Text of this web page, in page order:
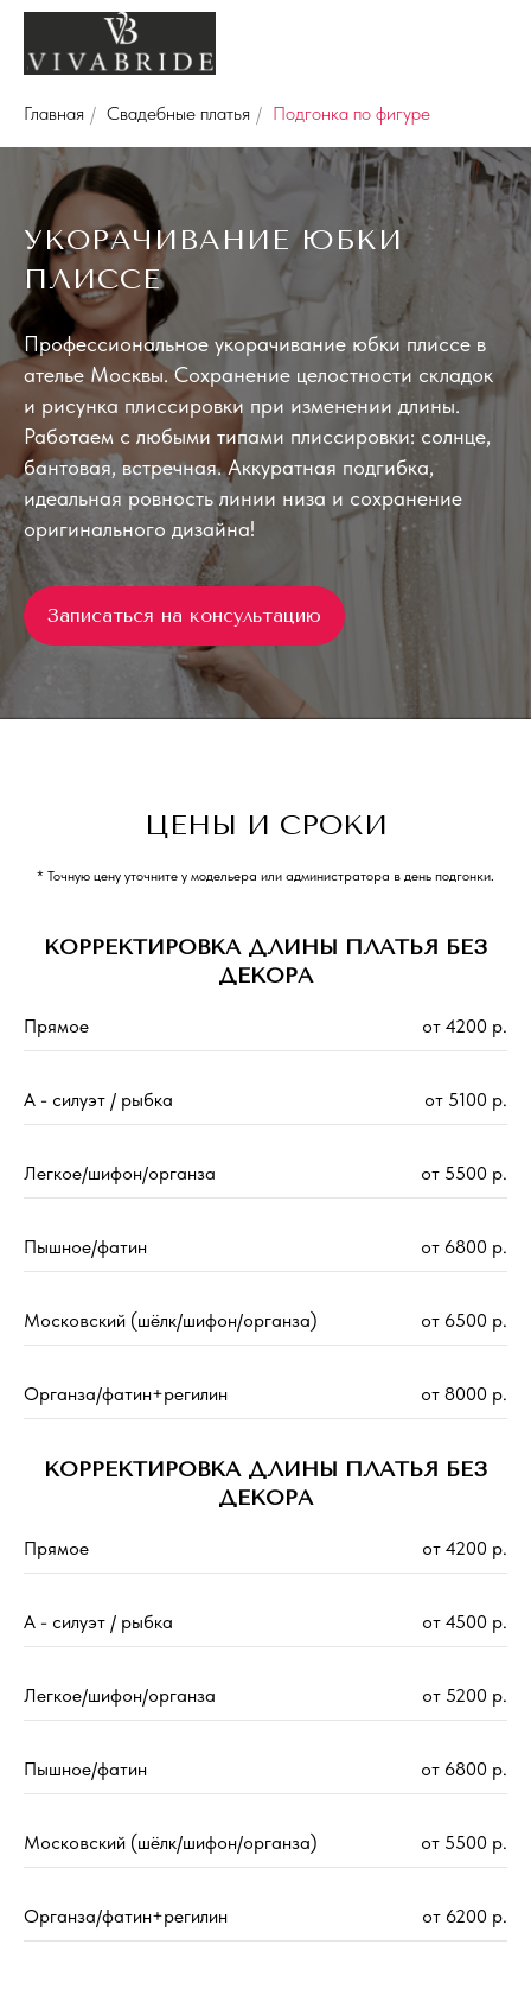
Главная / Свадебные платья / Подгонка по фигуре
УКОРАЧИВАНИЕ ЮБКИ
ПЛИССЕ
Профессиональное укорачивание юбки плиссе в
ателье Москвы. Сохранение целостности складок
и рисунка плиссировки при изменении длины.
Работаем с любыми типами плиссировки: солнце,
бантовая, встречная. Аккуратная подгибка,
идеальная ровность линии низа и сохранение
оригинального дизайна!
Записаться на консультацию
ЦЕНЫ И СРОКИ
* Точную цену уточните у модельера или администратора в день подгонки.
КОРРЕКТИРОВКА ДЛИНЫ ПЛАТЬЯ БЕЗ
ДЕКОРА
Прямое от 4200 р.
А - силуэт / рыбка от 5100 р.
Легкое/шифон/органза от 5500 р.
Пышное/фатин от 6800 р.
Московский (шёлк/шифон/органза) от 6500 р.
Органза/фатин+регилин от 8000 р.
КОРРЕКТИРОВКА ДЛИНЫ ПЛАТЬЯ БЕЗ
ДЕКОРА
Прямое от 4200 р.
А - силуэт / рыбка от 4500 р.
Легкое/шифон/органза от 5200 р.
Пышное/фатин от 6800 р.
Московский (шёлк/шифон/органза) от 5500 р.
Органза/фатин+регилин от 6200 р.